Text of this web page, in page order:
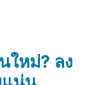
ใหม่? ลง